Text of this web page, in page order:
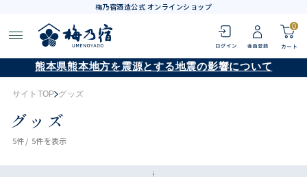
梅乃宿酒造公式 オンラインショップ
0
熊本県熊本地方を震源とする地震の影響について
サイトTOP グッズ
グッズ
5件 / 5件を表示